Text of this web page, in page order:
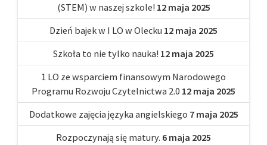
(STEM) w naszej szkole! 12 maja 2025
Dzień bajek w I LO w Olecku 12 maja 2025
Szkoła to nie tylko nauka! 12 maja 2025
1 LO ze wsparciem finansowym Narodowego
Programu Rozwoju Czytelnictwa 2.0 12 maja 2025
Dodatkowe zajęcia języka angielskiego 7 maja 2025
Rozpoczynają się matury. 6 maja 2025